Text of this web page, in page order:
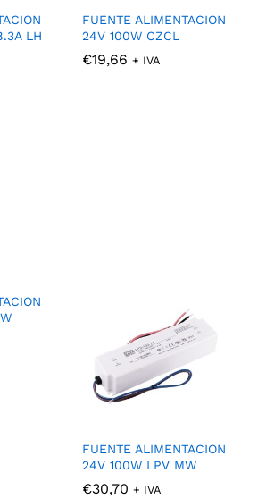
LH
FUENTE ALIMENTACION
24V 100W CZCL
€19,66 + IVA
€19,66
FUENTE ALIMENTACION
24V 100W LPV MW
€30,70 + IVA
€30,70